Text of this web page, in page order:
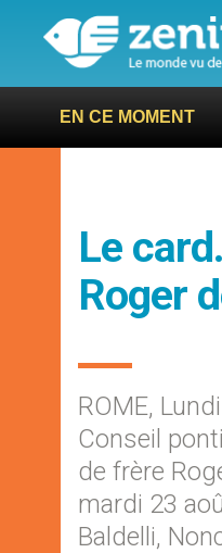
EN CE MOMENT
Léon XIV
Le
Roger
ROME,
Conseil
de frère
mardi 23
Baldelli,